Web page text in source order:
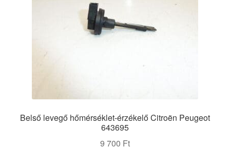
Belső levegő hőmérséklet-érzékelő Citroën Peugeot
643695
9 700 Ft